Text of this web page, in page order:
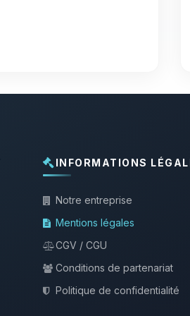
INFORMATIONS
Notre entreprise
Mentions légales
CGV / CGU
Conditions de partenariat
Politique de confidentialité